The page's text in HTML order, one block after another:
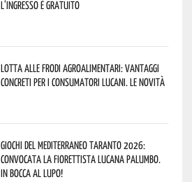
L’ingresso è gratuito
Lotta alle frodi agroalimentari: vantaggi
concreti per i consumatori lucani. Le novità
Giochi del Mediterraneo Taranto 2026:
convocata la fiorettista lucana Palumbo.
In bocca al lupo!